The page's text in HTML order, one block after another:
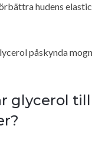
hudens
påskynda
glycerol